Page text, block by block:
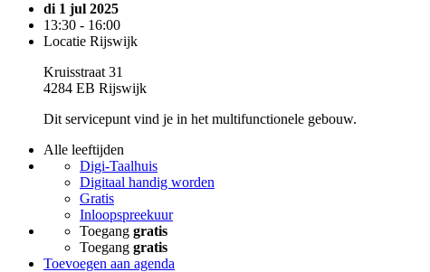
di 1 jul 2025
13:30 - 16:00
Locatie Rijswijk
Kruisstraat 31
4284 EB Rijswijk
Dit servicepunt vind je in het multifunctionele gebouw.
Alle leeftijden
Digi-Taalhuis
Digitaal handig worden
Gratis
Inloopspreekuur
Toegang gratis
Toegang gratis
Toevoegen aan agenda